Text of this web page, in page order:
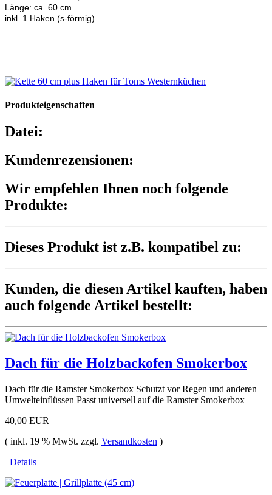
Länge: ca. 60 cm
inkl. 1 Haken (s-förmig)
Produkteigenschaften
Datei:
Kundenrezensionen:
Wir empfehlen Ihnen noch folgende
Produkte:
Dieses Produkt ist z.B. kompatibel zu:
Kunden, die diesen Artikel kauften, haben
auch folgende Artikel bestellt:
Dach für die Holzbackofen Smokerbox
Dach für die Ramster Smokerbox Schutzt vor Regen und anderen
Umwelteinflüssen Passt universell auf die Ramster Smokerbox
40,00 EUR
( inkl. 19 % MwSt. zzgl. Versandkosten )
Details